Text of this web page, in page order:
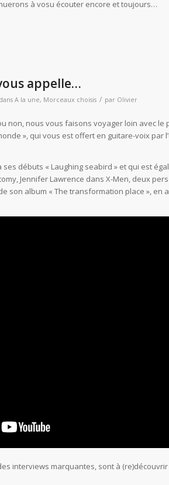
à vosu écouter encore et toujours…
appelle…
dans A la une, Morceaux choisis / par Olivier
non, nous vous faisons voyager loin avec le
», qui vous est offert en guitare-voix
ses débuts « Laughing seabird » et qui est
Jennifer Lawrence dans X-Men, deux
son album « The transformation place », en
interviews marquantes, sont à